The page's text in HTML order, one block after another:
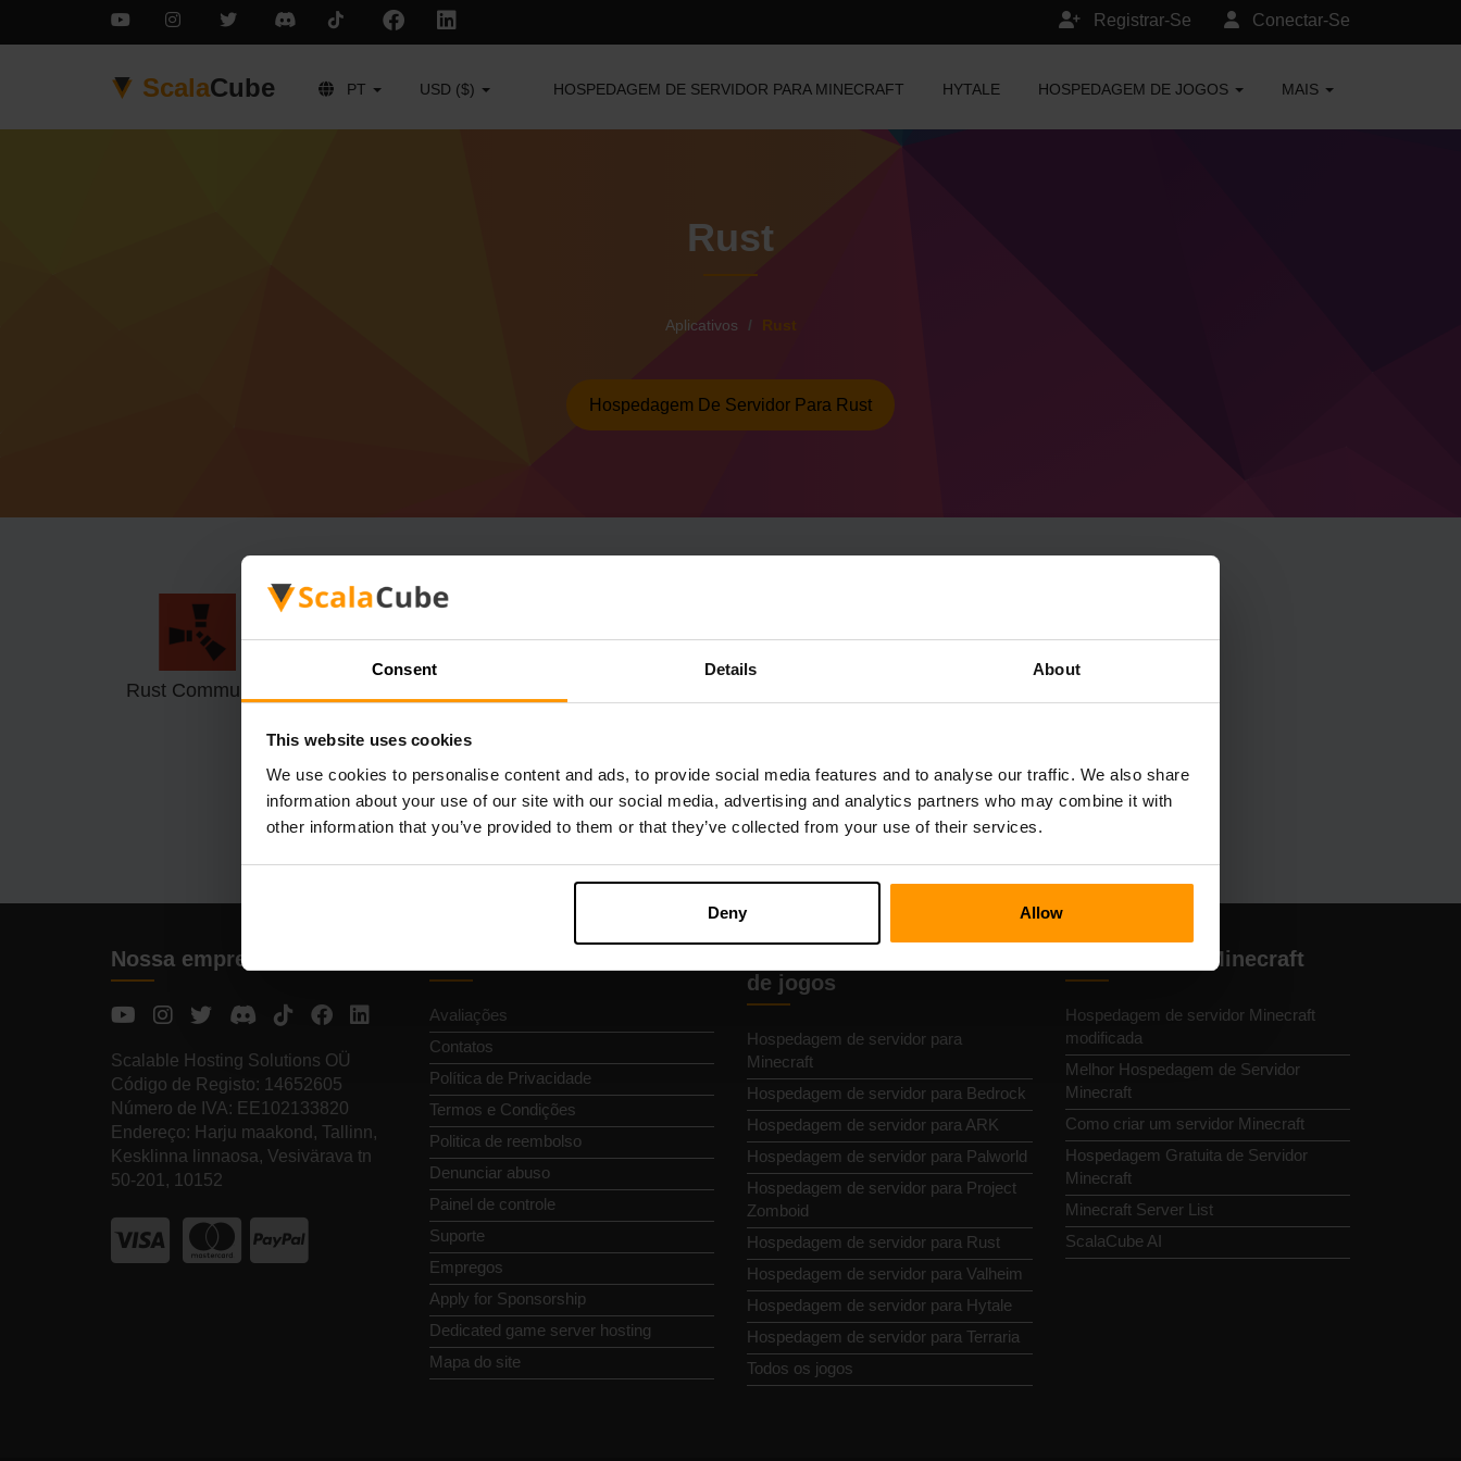
Consent Details About
This website uses cookies
We use cookies to personalise content and ads, to provide social media features and to analyse our traffic. We also share
information about your use of our site with our social media, advertising and analytics partners who may combine it with
other information that you’ve provided to them or that they’ve collected from your use of their services.
Deny Allow
Conectar-Se
Registrar-Se
ScalaCube PT USD ($) HOSPEDAGEM DE SERVIDOR PARA MINECRAFT HYTALE HOSPEDAGEM DE JOGOS MAIS
Rust
Aplicativos Rust
Hospedagem De Servidor Para Rust
Rust Community
Nossa empresa
Scalable Hosting Solutions OÜ
Código de Registo: 14652605
Número de IVA: EE102133820
Endereço: Harju maakond, Tallinn,
Kesklinna linnaosa, Vesivärava tn
50-201, 10152
Avaliações
Contatos
Política de Privacidade
Termos e Condições
Politica de reembolso
Denunciar abuso
Painel de controle
Suporte
Empregos
Apply for Sponsorship
Dedicated game server hosting
Mapa do site
de jogos
Hospedagem de servidor para
Minecraft
Hospedagem de servidor para Bedrock
Hospedagem de servidor para ARK
Hospedagem de servidor para Palworld
Hospedagem de servidor para Project
Zomboid
Hospedagem de servidor para Rust
Hospedagem de servidor para Valheim
Hospedagem de servidor para Hytale
Hospedagem de servidor para Terraria
Todos os jogos
Hospedagem Minecraft
Hospedagem de servidor Minecraft
modificada
Melhor Hospedagem de Servidor
Minecraft
Como criar um servidor Minecraft
Hospedagem Gratuita de Servidor
Minecraft
Minecraft Server List
ScalaCube AI